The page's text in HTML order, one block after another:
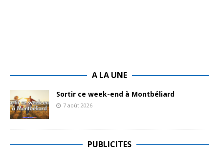
A LA UNE
Sortir ce week-end à Montbéliard
7 août 2026
PUBLICITES